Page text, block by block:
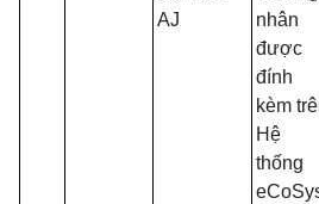
AJ
nhân
được
đính
kèm
Hệ
thống